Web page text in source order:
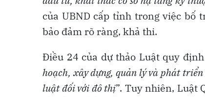
của UBND cấp tỉnh trong việc bố
bảo đảm rõ ràng, khả thi.
Điều 24 của dự thảo Luật quy
hoạch, xây dựng, quản lý và phát
luật đối với đô thị”. Tuy nhiên, Luật